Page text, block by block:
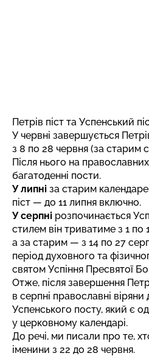
Петрів піст та Успенський
У червні завершується
з 8 по 28 червня (за старим
Після нього на православних
багатоденні пости.
У липні за старим
піст — до 11 липня включно.
У серпні розпочинається
стилем він триватиме з 1 по
а за старим — з 14 по 27
період духовного та
святом Успіння Пресвятої
Отже, після завершення
в серпні православні
Успенського посту, який є
у церковному календарі.
До речі, ми писали про те,
іменини з 22 до 28 червня.